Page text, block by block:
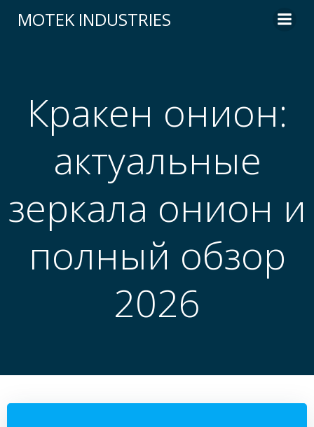
to
MOTEK INDUSTRIES
Кракен онион:
актуальные
зеркала онион и
полный обзор
2026